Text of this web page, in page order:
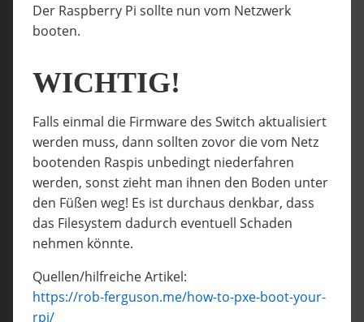
Der Raspberry Pi sollte nun vom Netzwerk
booten.
WICHTIG!
Falls einmal die Firmware des Switch aktualisiert
werden muss, dann sollten zovor die vom Netz
bootenden Raspis unbedingt niederfahren
werden, sonst zieht man ihnen den Boden unter
den Füßen weg! Es ist durchaus denkbar, dass
das Filesystem dadurch eventuell Schaden
nehmen könnte.
Quellen/hilfreiche Artikel:
https://rob-ferguson.me/how-to-pxe-boot-your-
rpi/